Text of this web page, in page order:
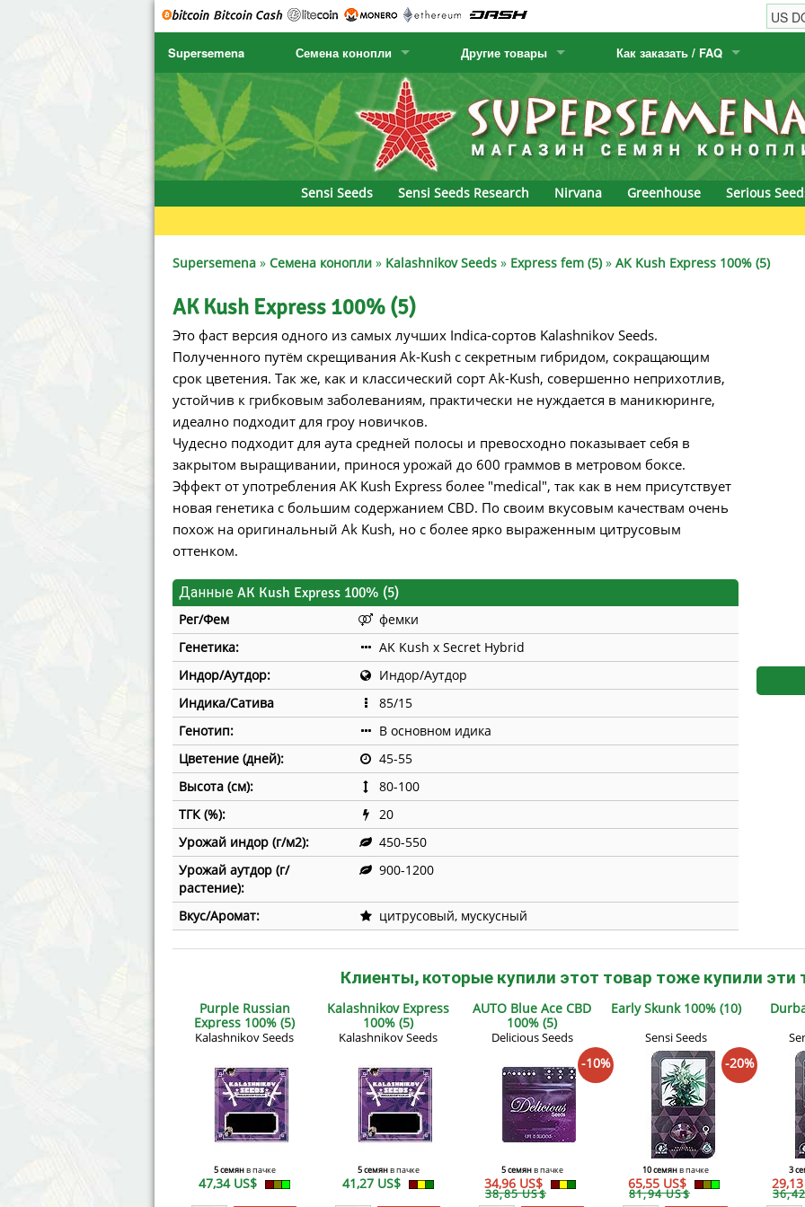
Supersemena Семена конопли
SENSI SEEDS
SENSI SEEDS RESEARCH
NIRVANA
SERIOUS SEEDS
SPLIFF SEEDS
Ace Seeds
Anaconda Seeds
Annabelle´s Garden
Barney´s Farm
Blimburn Seeds
Bulk Seed Bank
Bulldog Seeds
Cannabella Genetics
CBD Crew
Chronic & Caviar
Delicious Seeds
Dr. Underground Seeds
Dutch Passion
Empire Seeds
Exotic Seeds
Fast Buds
Female Seeds
G13 Labs
Genehtik Seeds
Green Bodhi
House of the Great Gardener
Humboldt Seed Company
Humboldt Seeds
Hyp3rids
Kannabia
krauTHCollective
La Semilla Automatica
Mandala
Medical Seeds Co.
Ministry of Cannabis
Paradise Seeds
Positronics
Prana Medical
Pyramid Seeds
Ripper Seeds
Seedsman
Silent Seeds
Söllner -
Strain Hunters
Другие товары
Семена кактусов
Канарские растения
Как заказать / FAQ
Как заказать
Виды / цены доставки
Sensi Seeds
Sensi Seeds Research Nirvana Greenhouse Serious
Supersemena » Семена конопли » Kalashnikov Seeds » Express fem (5)» AK Kush Express 100% (5)
AK Kush Express 100% (5)
Это фаст версия одного из самых лучших Indica-сортов Kalashnikov Seeds.
Полученного путём скрещивания Ak-Kush с секретным гибридом, сокращающим
срок цветения. Так же, как и классический сорт Ak-Kush, совершенно неприхотлив,
устойчив к грибковым заболеваниям, практически не нуждается в маникюринге,
идеално подходит для гроу новичков.
Чудесно подходит для аута средней полосы и превосходно показывает себя в
закрытом выращивании, принося урожай до 600 граммов в метровом боксе.
Эффект от употребления AK Kush Express более "medical", так как в нем присутствует
новая генетика с большим содержанием CBD. По своим вкусовым качествам очень
похож на оригинальный Ak Kush, но с более ярко выраженным цитрусовым
оттенком.
Данные AK Kush Express 100% (5)
Рег/Фем
фемки
Генетика:
AK Kush x Secret Hybrid
Индор/Аутдор:
Индор/Аутдор
Индика/Сатива
85/15
Генотип:
В основном идика
Цветение (дней):
45-55
Высота (см):
80-100
ТГК (%):
20
Урожай индор (г/м2):
450-550
Урожай аутдор (г/
растение):
900-1200
Вкус/Аромат: цитрусовый, мускусный
Клиенты, которые купили этот товар тоже купили эти
Purple Russian
Express 100% (5)
Kalashnikov Seeds
5 семянв пачке
47,34 US$
Kalashnikov Express
100% (5)
Kalashnikov Seeds
5 семянв пачке
41,27 US$
AUTO Blue Ace CBD
100% (5)
Delicious Seeds
-10%
5 семянв пачке
34,96 US$
38,85 US$
Early Skunk 100% (10)
Sensi Seeds
-20%
10 семянв пачке
65,55 US$
81,94 US$
3